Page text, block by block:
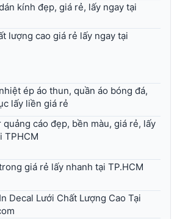
kính đẹp, giá rẻ, lấy ngay tại
lượng cao giá rẻ lấy ngay tại
ép áo thun, quần áo bóng đá,
lấy liền giá rẻ
quảng cáo đẹp, bền màu, giá rẻ, lấy
TPHCM
giá rẻ lấy nhanh tại TP.HCM
Decal Lưới Chất Lượng Cao Tại